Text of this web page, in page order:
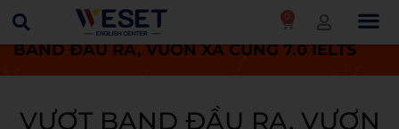
0
Trang chủ Thành tích học viên
VƯỢT
BAND ĐẦU RA, VƯƠN XA CÙNG 7.0 IELTS
VƯỢT BAND ĐẦU RA, VƯƠN